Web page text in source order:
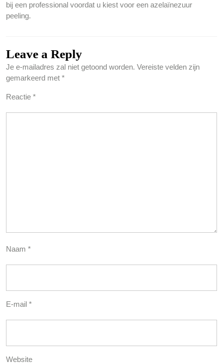
bij een professional voordat u kiest voor een azelaïnezuur
peeling.
Leave a Reply
Je e-mailadres zal niet getoond worden. Vereiste velden zijn
gemarkeerd met *
Reactie *
Naam *
E-mail *
Website